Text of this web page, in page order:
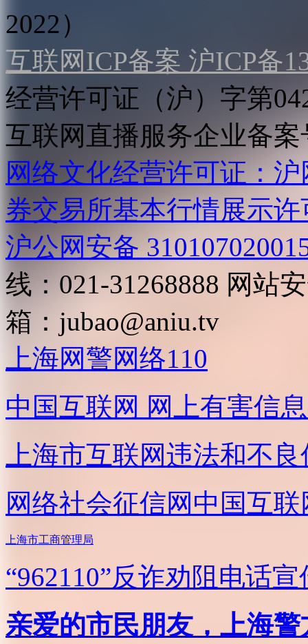
2022）
互联网ICP备案 沪ICP备
经营许可证（沪）字第
互联网直播服务企业备案
网络文化经营许可证：
券交易所基本行情展示许
沪公网安备
线：021-31268888 网站
箱： jubao@aniu.tv
上海网警网络110
中国互联网 网上有害信
上海市互联网违法和不
网络社会征信网 中国互
上海市工商管理局
“962110”反诈劝阻电话宣
亲爱的市民朋友，上海